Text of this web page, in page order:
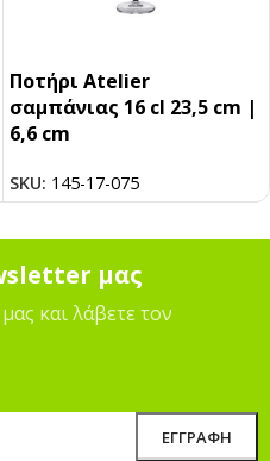
Ποτήρι Atelier
σαμπάνιας 16 cl 23,5 cm |
6,6 cm
SKU: 145-17-075
μας
και λάβετε τον